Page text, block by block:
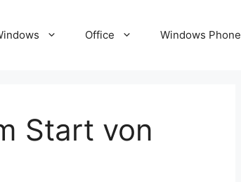
Office Windows Phone
Start von